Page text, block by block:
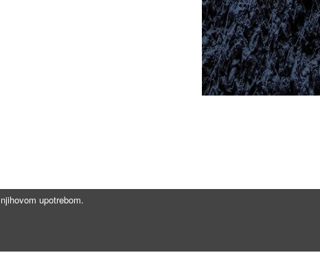
upotrebom.
Brzi linkovi